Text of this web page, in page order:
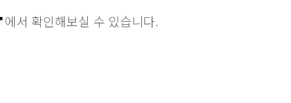
에서 확인해보실 수 있습니다.